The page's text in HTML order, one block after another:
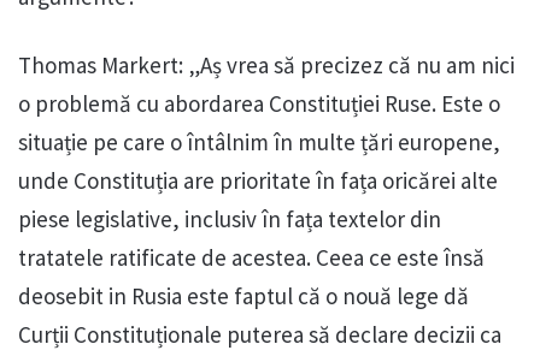
Thomas Markert: „Aș vrea să precizez că nu am nici
o problemă cu abordarea Constituției Ruse. Este o
situație pe care o întâlnim în multe țări europene,
unde Constituția are prioritate în fața oricărei alte
piese legislative, inclusiv în fața textelor din
tratatele ratificate de acestea. Ceea ce este însă
deosebit in Rusia este faptul că o nouă lege dă
Curții Constituționale puterea să declare decizii ca